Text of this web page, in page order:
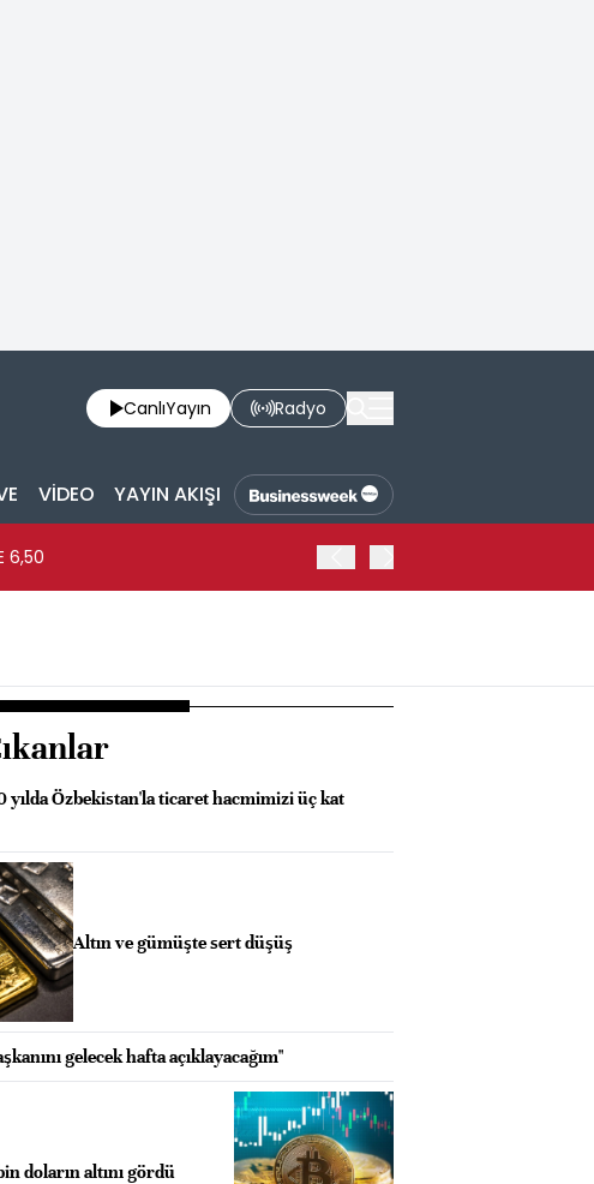
CanlıYayın Radyo
VİDEO YAYIN AKIŞI
6,50
yılda Özbekistan'la ticaret hacmimizi üç kat
Altın ve gümüşte sert düşüş
gelecek hafta açıklayacağım"
doların altını gördü